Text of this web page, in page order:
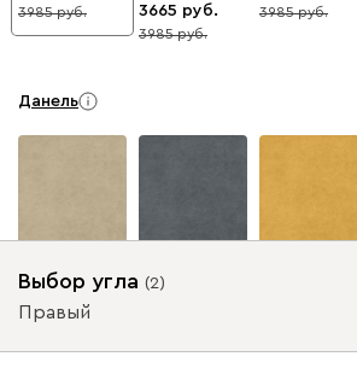
8
3985 3665
8
3985
8
3985
Данель
Ультра
Выбор угла (2)
Правый